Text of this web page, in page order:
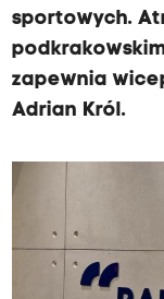
sportowych.
zapewnia
Adrian Król.